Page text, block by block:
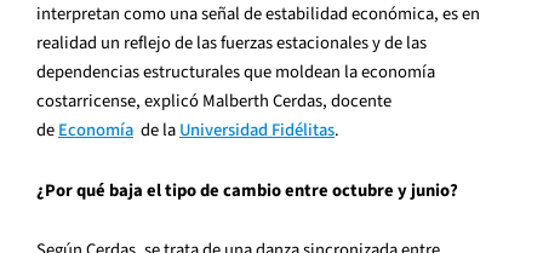
interpretan como una señal de estabilidad económica, es en
realidad un reflejo de las fuerzas estacionales y de las
dependencias estructurales que moldean la economía
costarricense, explicó Malberth Cerdas, docente
deEconomía de laUniversidad Fidélitas.
¿Por qué baja el tipo de cambio entre octubre y junio?